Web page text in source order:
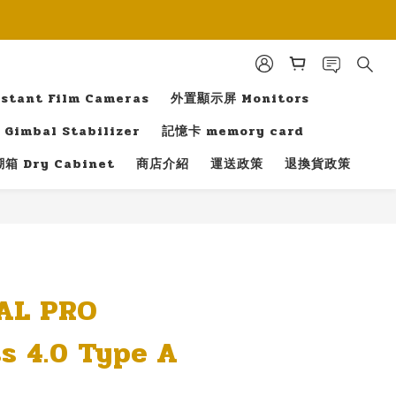
Film Cameras
外置顯示屏 Monitors
Gimbal Stabilizer
記憶卡 memory card
箱 Dry Cabinet
商店介紹 運送政策 退換貨政策
PRO
4.0 Type A